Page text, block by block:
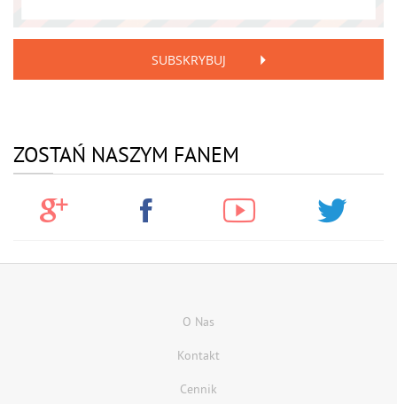
SUBSKRYBUJ
ZOSTAŃ NASZYM FANEM
O Nas
Kontakt
Cennik